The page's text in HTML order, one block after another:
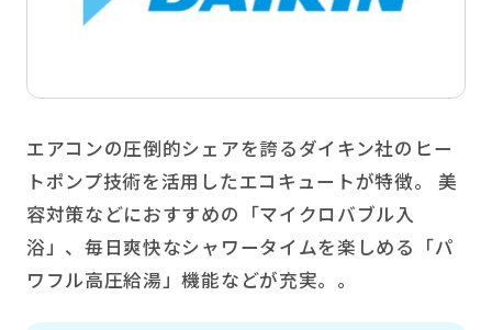
エアコンの圧倒的シェアを誇るダイキン社のヒー
トポンプ技術を活用したエコキュートが特徴。 美
容対策などにおすすめの「マイクロバブル入
浴」、毎日爽快なシャワータイムを楽しめる「パ
ワフル高圧給湯」機能などが充実。。